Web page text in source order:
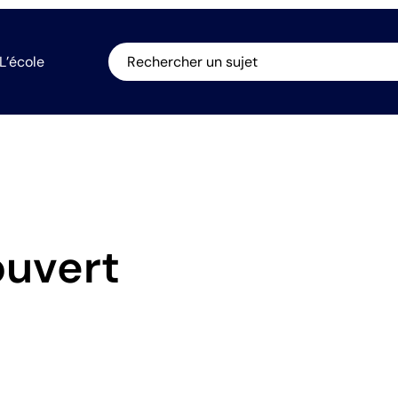
L’école Rechercher un sujet